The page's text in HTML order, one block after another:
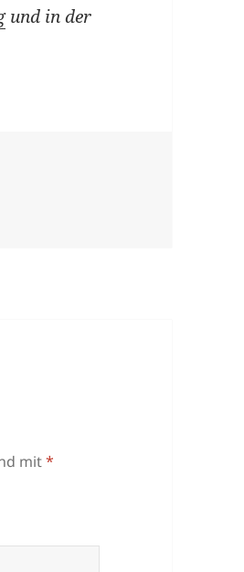
und in der
mit*